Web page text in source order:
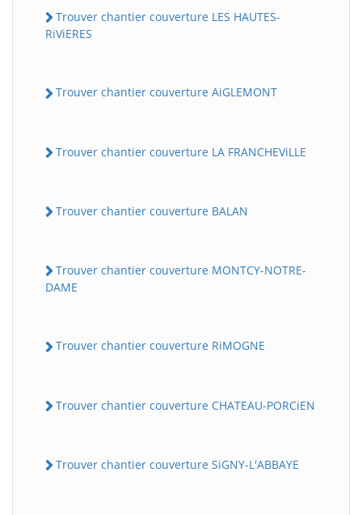
Trouver chantier couverture LES HAUTES-
RiViERES
Trouver chantier couverture AiGLEMONT
Trouver chantier couverture LA FRANCHEViLLE
Trouver chantier couverture BALAN
Trouver chantier couverture MONTCY-NOTRE-
DAME
Trouver chantier couverture RiMOGNE
Trouver chantier couverture CHATEAU-PORCiEN
Trouver chantier couverture SiGNY-L'ABBAYE